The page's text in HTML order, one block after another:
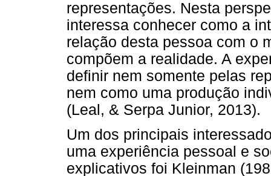
representações. Nesta
interessa conhecer como a
relação desta pessoa com o
compõem a realidade. A
definir nem somente pelas
nem como uma produção
(Leal, & Serpa Junior, 2013).
Um dos principais
uma experiência pessoal e
explicativos foi Kleinman